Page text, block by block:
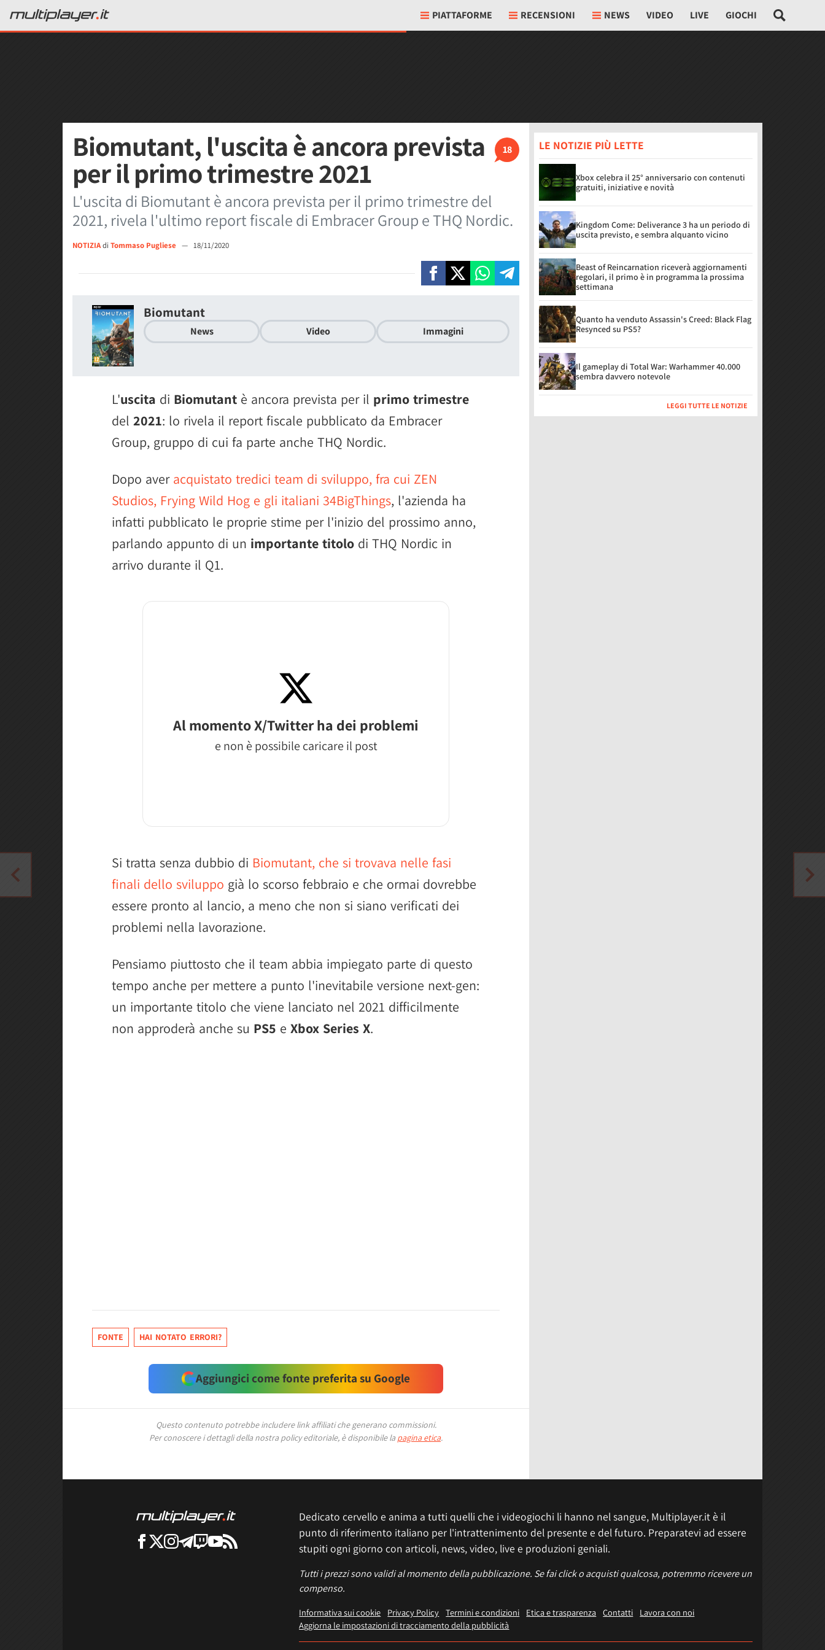
PIATTAFORME RECENSIONI NEWS VIDEO LIVE GIOCHI
18
Biomutant, l'uscita è ancora prevista
per il primo trimestre 2021
L'uscita di Biomutant è ancora prevista per il primo trimestre del
2021, rivela l'ultimo report fiscale di Embracer Group e THQ Nordic.
NOTIZIAdi Tommaso Pugliese — 18/11/2020
Biomutant
News Video Immagini
L'uscita di Biomutant è ancora prevista per il primo trimestre
del 2021: lo rivela il report fiscale pubblicato da Embracer
Group, gruppo di cui fa parte anche THQ Nordic.
Dopo aver acquistato tredici team di sviluppo, fra cui ZEN
Studios, Frying Wild Hog e gli italiani 34BigThings, l'azienda ha
infatti pubblicato le proprie stime per l'inizio del prossimo anno,
parlando appunto di un importante titolo di THQ Nordic in
arrivo durante il Q1.
Al momento X/Twitter ha dei problemi
e non è possibile caricare il post
Si tratta senza dubbio di Biomutant, che si trovava nelle fasi
finali dello sviluppo già lo scorso febbraio e che ormai dovrebbe
essere pronto al lancio, a meno che non si siano verificati dei
problemi nella lavorazione.
Pensiamo piuttosto che il team abbia impiegato parte di questo
tempo anche per mettere a punto l'inevitabile versione next-gen:
un importante titolo che viene lanciato nel 2021 difficilmente
non approderà anche su PS5 e Xbox Series X.
FONTE HAI NOTATO ERRORI?
Aggiungici come fonte preferita su Google
Questo contenuto potrebbe includere link affiliati che generano commissioni.
Per conoscere i dettagli della nostra policy editoriale, è disponibile la pagina etica.
LE NOTIZIE PIÙ LETTE
Xbox celebra il 25° anniversario con contenuti
gratuiti, iniziative e novità
Kingdom Come: Deliverance 3 ha un periodo di
uscita previsto, e sembra alquanto vicino
Beast of Reincarnation riceverà aggiornamenti
regolari, il primo è in programma la prossima
settimana
Quanto ha venduto Assassin's Creed: Black Flag
Resynced su PS5?
Il gameplay di Total War: Warhammer 40.000
sembra davvero notevole
LEGGI TUTTE LE NOTIZIE
Dedicato cervello e anima a tutti quelli che i videogiochi li hanno nel sangue, Multiplayer.it è il
punto di riferimento italiano per l'intrattenimento del presente e del futuro. Preparatevi ad essere
stupiti ogni giorno con articoli, news, video, live e produzioni geniali.
Tutti i prezzi sono validi al momento della pubblicazione. Se fai click o acquisti qualcosa, potremmo ricevere un
compenso.
Informativa sui cookie Privacy Policy Termini e condizioni Etica e trasparenza Contatti
Lavora con noi
Aggiorna le impostazioni di tracciamento della pubblicità